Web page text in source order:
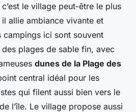
le village peut-être le plus
allie ambiance vivante et
campings ici sont souvent
plages de sable fin, avec
dunes de la Plage des
central idéal pour les
qui filent aussi bien vers le
l’île. Le village propose aussi